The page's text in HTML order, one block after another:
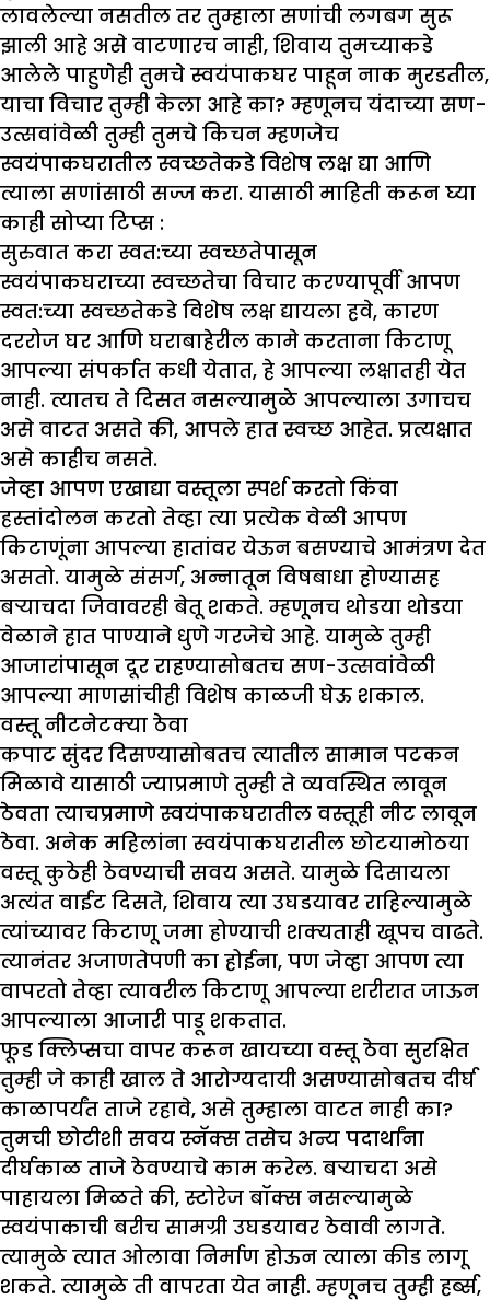
लावलेल्या नसतील तर तुम्हाला सणांची लगबग सुरू
झाली आहे असे वाटणारच नाही, शिवाय तुमच्याकडे
आलेले पाहुणेही तुमचे स्वयंपाकघर पाहून नाक मुरडतील,
याचा विचार तुम्ही केला आहे का? म्हणूनच यंदाच्या सण-
उत्सवांवेळी तुम्ही तुमचे किचन म्हणजेच
स्वयंपाकघरातील स्वच्छतेकडे विशेष लक्ष द्या आणि
त्याला सणांसाठी सज्ज करा. यासाठी माहिती करून घ्या
काही सोप्या टिप्स :
सुरुवात करा स्वत:च्या स्वच्छतेपासून
स्वयंपाकघराच्या स्वच्छतेचा विचार करण्यापूर्वी आपण
स्वत:च्या स्वच्छतेकडे विशेष लक्ष द्यायला हवे, कारण
दररोज घर आणि घराबाहेरील कामे करताना किटाणू
आपल्या संपर्कात कधी येतात, हे आपल्या लक्षातही येत
नाही. त्यातच ते दिसत नसल्यामुळे आपल्याला उगाचच
असे वाटत असते की, आपले हात स्वच्छ आहेत. प्रत्यक्षात
असे काहीच नसते.
जेव्हा आपण एखाद्या वस्तूला स्पर्श करतो किंवा
हस्तांदोलन करतो तेव्हा त्या प्रत्येक वेळी आपण
किटाणूंना आपल्या हातांवर येऊन बसण्याचे आमंत्रण देत
असतो. यामुळे संसर्ग, अन्नातून विषबाधा होण्यासह
बऱ्याचदा जिवावरही बेतू शकते. म्हणूनच थोडया थोडया
वेळाने हात पाण्याने धुणे गरजेचे आहे. यामुळे तुम्ही
आजारांपासून दूर राहण्यासोबतच सण-उत्सवांवेळी
आपल्या माणसांचीही विशेष काळजी घेऊ शकाल.
वस्तू नीटनेटक्या ठेवा
कपाट सुंदर दिसण्यासोबतच त्यातील सामान पटकन
मिळावे यासाठी ज्याप्रमाणे तुम्ही ते व्यवस्थित लावून
ठेवता त्याचप्रमाणे स्वयंपाकघरातील वस्तूही नीट लावून
ठेवा. अनेक महिलांना स्वयंपाकघरातील छोटयामोठया
वस्तू कुठेही ठेवण्याची सवय असते. यामुळे दिसायला
अत्यंत वाईट दिसते, शिवाय त्या उघडयावर राहिल्यामुळे
त्यांच्यावर किटाणू जमा होण्याची शक्यताही खूपच वाढते.
त्यानंतर अजाणतेपणी का होईना, पण जेव्हा आपण त्या
वापरतो तेव्हा त्यावरील किटाणू आपल्या शरीरात जाऊन
आपल्याला आजारी पाडू शकतात.
फूड क्लिप्सचा वापर करून खायच्या वस्तू ठेवा सुरक्षित
तुम्ही जे काही खाल ते आरोग्यदायी असण्यासोबतच दीर्घ
काळापर्यंत ताजे रहावे, असे तुम्हाला वाटत नाही का?
तुमची छोटीशी सवय स्नॅक्स तसेच अन्य पदार्थांना
दीर्घकाळ ताजे ठेवण्याचे काम करेल. बऱ्याचदा असे
पाहायला मिळते की, स्टोरेज बॉक्स नसल्यामुळे
स्वयंपाकाची बरीच सामग्री उघडयावर ठेवावी लागते.
त्यामुळे त्यात ओलावा निर्माण होऊन त्याला कीड लागू
शकते. त्यामुळे ती वापरता येत नाही. म्हणूनच तुम्ही हर्ब्स,